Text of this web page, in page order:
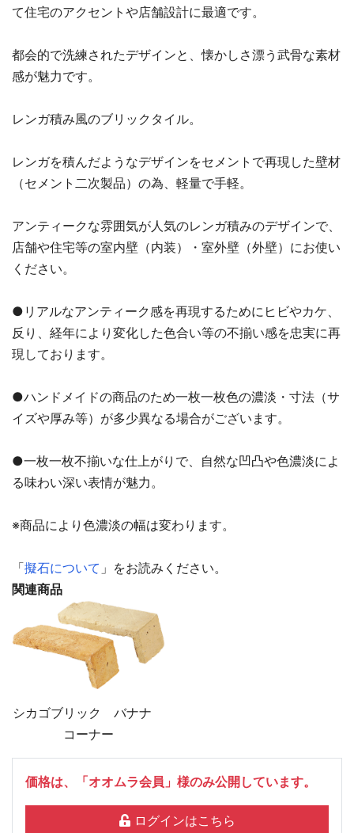
て住宅のアクセントや店舗設計に最適です。
都会的で洗練されたデザインと、懐かしさ漂う武骨な素材
感が魅力です。
レンガ積み風のブリックタイル。
レンガを積んだようなデザインをセメントで再現した壁材
（セメント二次製品）の為、軽量で手軽。
アンティークな雰囲気が人気のレンガ積みのデザインで、
店舗や住宅等の室内壁（内装）・室外壁（外壁）にお使い
ください。
●リアルなアンティーク感を再現するためにヒビやカケ、
反り、経年により変化した色合い等の不揃い感を忠実に再
現しております。
●ハンドメイドの商品のため一枚一枚色の濃淡・寸法（サ
イズや厚み等）が多少異なる場合がございます。
●一枚一枚不揃いな仕上がりで、自然な凹凸や色濃淡によ
る味わい深い表情が魅力。
※商品により色濃淡の幅は変わります。
「擬石について 」をお読みください。
関連商品
シカゴブリック バナナ
コーナー
価格は、「オオムラ会員」様のみ公開しています。
ログインはこちら